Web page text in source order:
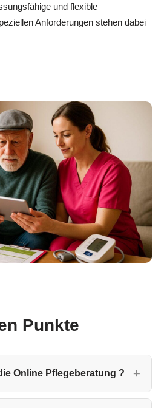
und flexible
Anforderungen stehen dabei
Punkte
Online Pflegeberatung ?